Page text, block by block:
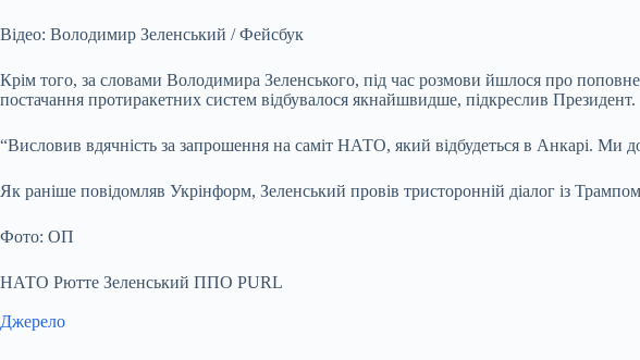
Відео: Володимир Зеленський / Фейсбук
Крім того, за словами Володимира Зеленського, під час розмови йшлося про
постачання протиракетних систем відбувалося якнайшвидше, підкреслив Президент.
“Висловив вдячність за запрошення на саміт НАТО, який відбудеться в Анкарі.
Як раніше повідомляв Укрінформ, Зеленський провів тристоронній діалог із
Фото: ОП
НАТО Рютте Зеленський ППО PURL
Джерело